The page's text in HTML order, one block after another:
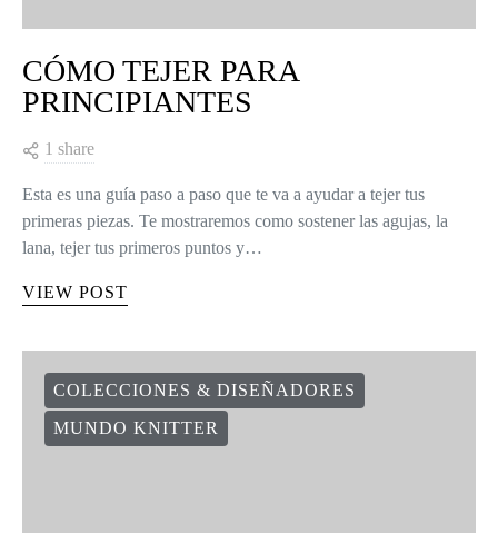
CÓMO TEJER PARA
PRINCIPIANTES
1 share
Esta es una guía paso a paso que te va a ayudar a tejer tus
primeras piezas. Te mostraremos como sostener las agujas, la
lana, tejer tus primeros puntos y…
VIEW POST
COLECCIONES & DISEÑADORES
MUNDO KNITTER